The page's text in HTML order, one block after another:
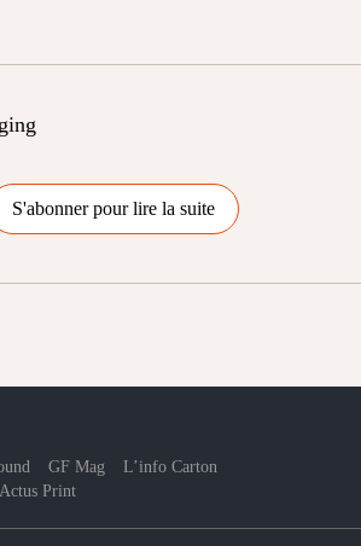
S'abonner pour lire la suite
GF Mag
L’info Carton
Actus Print